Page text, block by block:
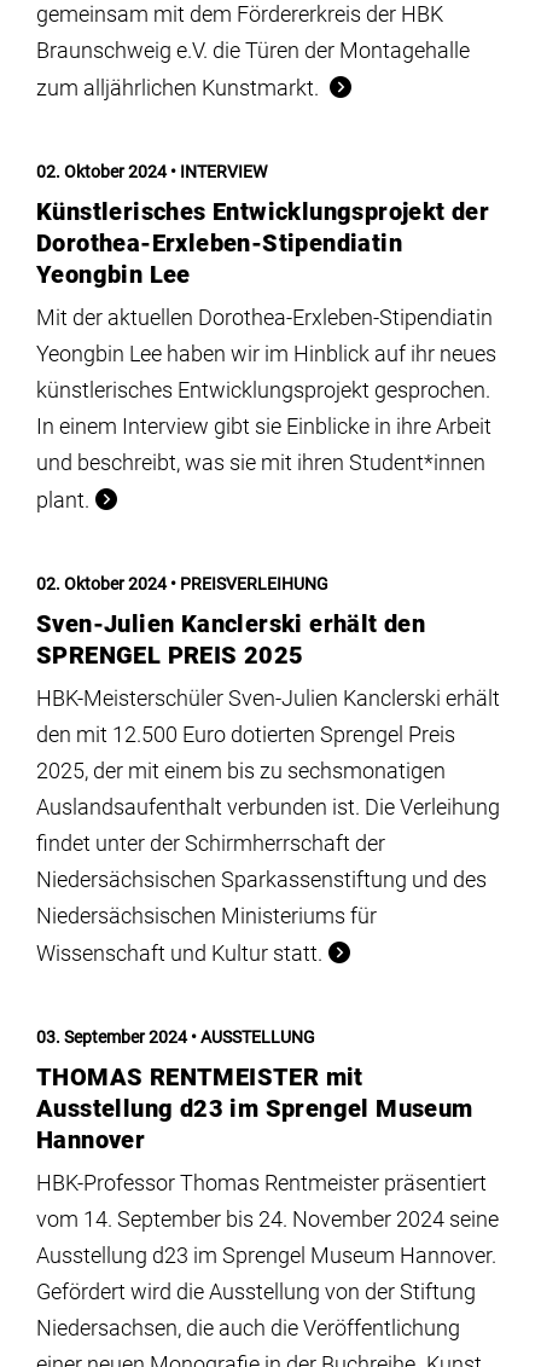
gemeinsam mit dem Fördererkreis der HBK
Braunschweig e.V. die Türen der Montagehalle
zum alljährlichen Kunstmarkt.
02. Oktober 2024 INTERVIEW
Künstlerisches Entwicklungsprojekt der
Dorothea-Erxleben-Stipendiatin
Yeongbin Lee
Mit der aktuellen Dorothea-Erxleben-Stipendiatin
Yeongbin Lee haben wir im Hinblick auf ihr neues
künstlerisches Entwicklungsprojekt gesprochen.
In einem Interview gibt sie Einblicke in ihre Arbeit
und beschreibt, was sie mit ihren Student*innen
plant.
02. Oktober 2024 PREISVERLEIHUNG
Sven-Julien Kanclerski erhält den
SPRENGEL PREIS 2025
HBK-Meisterschüler Sven-Julien Kanclerski erhält
den mit 12.500 Euro dotierten Sprengel Preis
2025, der mit einem bis zu sechsmonatigen
Auslandsaufenthalt verbunden ist. Die Verleihung
findet unter der Schirmherrschaft der
Niedersächsischen Sparkassenstiftung und des
Niedersächsischen Ministeriums für
Wissenschaft und Kultur statt.
03. September 2024 AUSSTELLUNG
THOMAS RENTMEISTER mit
Ausstellung d23 im Sprengel Museum
Hannover
HBK-Professor Thomas Rentmeister präsentiert
vom 14. September bis 24. November 2024 seine
Ausstellung d23 im Sprengel Museum Hannover.
Gefördert wird die Ausstellung von der Stiftung
Niedersachsen, die auch die Veröffentlichung